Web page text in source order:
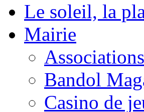
Le soleil, la
Mairie
Associations
Bandol
Casino de